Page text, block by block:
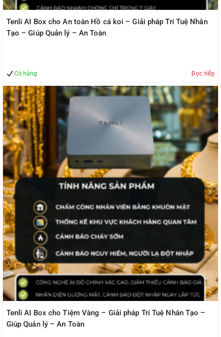
Tenli AI Box cho An toàn Hồ cá koi – Giải pháp Trí Tuệ Nhân
Tạo – Giúp Quản lý – An Toàn
Có hàng Đọc tiếp
Tenli AI Box cho Tiệm Vàng – Giải pháp Trí Tuệ Nhân Tạo –
Giúp Quản lý – An Toàn